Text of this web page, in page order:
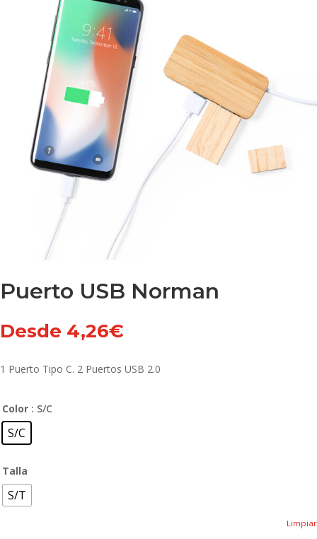
Puerto USB Norman
Desde 4,26€
1 Puerto Tipo C. 2 Puertos USB 2.0
Color : S/C
S/C
Talla
S/T
Limpiar